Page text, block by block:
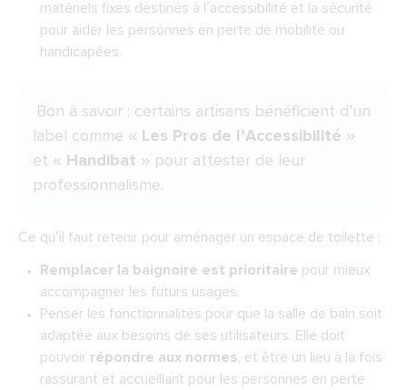
matériels fixes destinés à l’accessibilité et la sécurité
pour aider les personnes en perte de mobilité ou
handicapées.
Bon à savoir : certains artisans bénéficient d’un
label comme « Les Pros de l’Accessibilité »
et « Handibat » pour attester de leur
professionnalisme.
Ce qu’il faut retenir pour aménager un espace de toilette :
Remplacer la baignoire est prioritaire pour mieux
accompagner les futurs usages.
Penser les fonctionnalités pour que la salle de bain soit
adaptée aux besoins de ses utilisateurs. Elle doit
pouvoir répondre aux normes, et être un lieu à la fois
rassurant et accueillant pour les personnes en perte